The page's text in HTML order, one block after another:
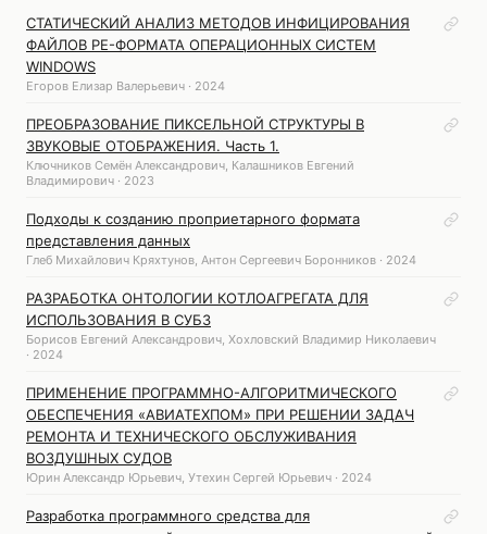
СТАТИЧЕСКИЙ АНАЛИЗ МЕТОДОВ ИНФИЦИРОВАНИЯ
ФАЙЛОВ PE-ФОРМАТА ОПЕРАЦИОННЫХ СИСТЕМ
WINDOWS
Егоров Елизар Валерьевич · 2024
ПРЕОБРАЗОВАНИЕ ПИКСЕЛЬНОЙ СТРУКТУРЫ В
ЗВУКОВЫЕ ОТОБРАЖЕНИЯ. Часть 1.
Ключников Семён Александрович, Калашников Евгений
Владимирович · 2023
Подходы к созданию проприетарного формата
представления данных
Глеб Михайлович Кряхтунов, Антон Сергеевич Боронников · 2024
РАЗРАБОТКА ОНТОЛОГИИ КОТЛОАГРЕГАТА ДЛЯ
ИСПОЛЬЗОВАНИЯ В СУБЗ
Борисов Евгений Александрович, Хохловский Владимир Николаевич
· 2024
ПРИМЕНЕНИЕ ПРОГРАММНО-АЛГОРИТМИЧЕСКОГО
ОБЕСПЕЧЕНИЯ «АВИАТЕХПОМ» ПРИ РЕШЕНИИ ЗАДАЧ
РЕМОНТА И ТЕХНИЧЕСКОГО ОБСЛУЖИВАНИЯ
ВОЗДУШНЫХ СУДОВ
Юрин Александр Юрьевич, Утехин Сергей Юрьевич · 2024
Разработка программного средства для